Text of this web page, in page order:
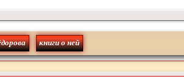
книги о ней